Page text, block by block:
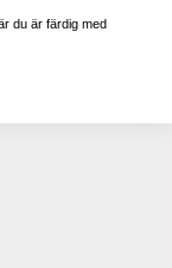
du är färdig med